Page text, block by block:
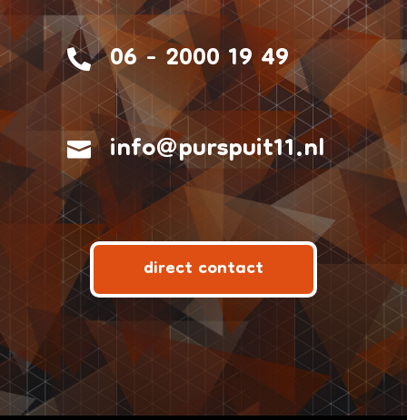
 06 - 2000 19 49
 info@purspuit11.nl
direct contact